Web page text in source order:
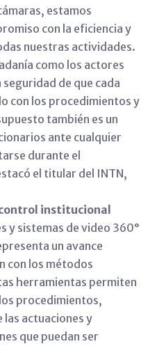
estamos
con la eficiencia y
nuestras actividades.
como los actores
de que cada
con los procedimientos y
también es un
ante cualquier
durante el
el titular del INTN,
institucional
y sistemas de video 360°
un avance
con los métodos
herramientas permiten
procedimientos,
actuaciones y
que puedan ser